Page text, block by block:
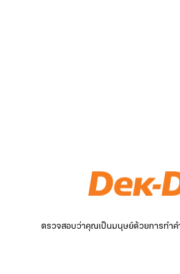
ตรวจสอบว่าคุณเป็นมนุษย์ด้วยการทำค